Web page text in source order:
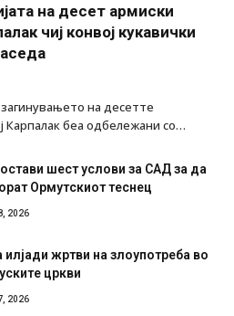
на десет армиски
чиј конвој кукавички
на десетте
Карпалак беа одбележани со…
шест услови за САД за да
Ормутскиот теснец
2026
илјади жртви на злоупотреба во
цркви
2026